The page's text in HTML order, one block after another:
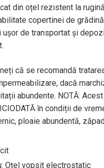
din oțel rezistent la
copertinei de
ușor de transportat și
că se recomandă
dacă
abundente. NOTĂ:
în condiții de
ploaie abundentă,
Oțel vopsit electrostatic